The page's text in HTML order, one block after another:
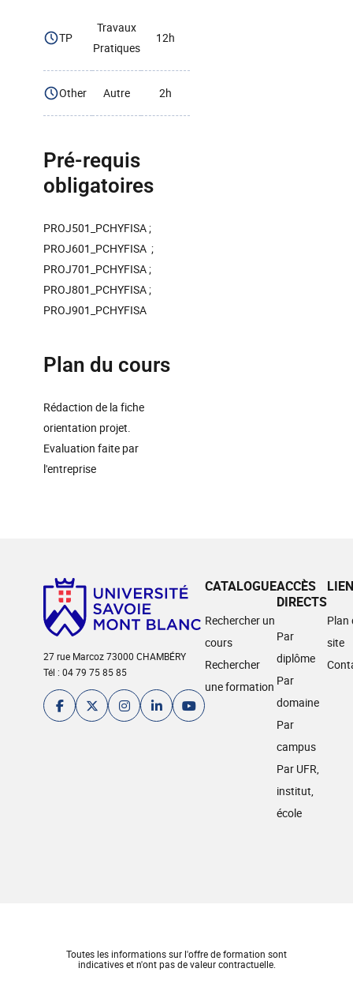
TP
Travaux
Pratiques
12h
Other Autre 2h
Pré-requis
obligatoires
PROJ501_PCHYFISA ;
PROJ601_PCHYFISA ;
PROJ701_PCHYFISA ;
PROJ801_PCHYFISA ;
PROJ901_PCHYFISA
Plan du cours
Rédaction de la fiche
orientation projet.
Evaluation faite par
l'entreprise
27 rue Marcoz 73000 CHAMBÉRY
Tél : 04 79 75 85 85
CATALOGUE
Rechercher un
cours
Rechercher
une formation
ACCÈS
DIRECTS
Par
diplôme
Par
domaine
Par
campus
Par UFR,
institut,
école
Plan
site
Toutes les informations sur l'offre de formation sont
indicatives et n'ont pas de valeur contractuelle.